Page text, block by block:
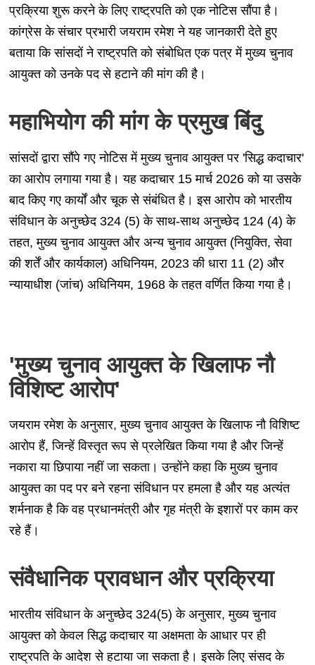
प्रक्रिया शुरू करने के लिए राष्ट्रपति को एक नोटिस सौंपा है।
कांग्रेस के संचार प्रभारी जयराम रमेश ने यह जानकारी देते हुए
बताया कि सांसदों ने राष्ट्रपति को संबोधित एक पत्र में मुख्य चुनाव
आयुक्त को उनके पद से हटाने की मांग की है।
महाभियोग की मांग के प्रमुख बिंदु
सांसदों द्वारा सौंपे गए नोटिस में मुख्य चुनाव आयुक्त पर 'सिद्ध कदाचार'
का आरोप लगाया गया है। यह कदाचार 15 मार्च 2026 को या उसके
बाद किए गए कार्यों और चूक से संबंधित है। इस आरोप को भारतीय
संविधान के अनुच्छेद 324 (5) के साथ-साथ अनुच्छेद 124 (4) के
तहत, मुख्य चुनाव आयुक्त और अन्य चुनाव आयुक्त (नियुक्ति, सेवा
की शर्तें और कार्यकाल) अधिनियम, 2023 की धारा 11 (2) और
न्यायाधीश (जांच) अधिनियम, 1968 के तहत वर्णित किया गया है।
'मुख्य चुनाव आयुक्त के खिलाफ नौ
विशिष्ट आरोप'
जयराम रमेश के अनुसार, मुख्य चुनाव आयुक्त के खिलाफ नौ विशिष्ट
आरोप हैं, जिन्हें विस्तृत रूप से प्रलेखित किया गया है और जिन्हें
नकारा या छिपाया नहीं जा सकता। उन्होंने कहा कि मुख्य चुनाव
आयुक्त का पद पर बने रहना संविधान पर हमला है और यह अत्यंत
शर्मनाक है कि वह प्रधानमंत्री और गृह मंत्री के इशारों पर काम कर
रहे हैं।
संवैधानिक प्रावधान और प्रक्रिया
भारतीय संविधान के अनुच्छेद 324(5) के अनुसार, मुख्य चुनाव
आयुक्त को केवल सिद्ध कदाचार या अक्षमता के आधार पर ही
राष्ट्रपति के आदेश से हटाया जा सकता है। इसके लिए संसद के